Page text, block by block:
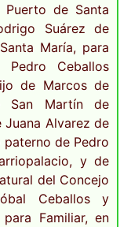
Puerto de Santa
Suárez de
María, para
Ceballos
de Marcos de
San Martín de
Juana Alvarez de
paterno de Pedro
y de
del Concejo
Ceballos y
Familiar, en